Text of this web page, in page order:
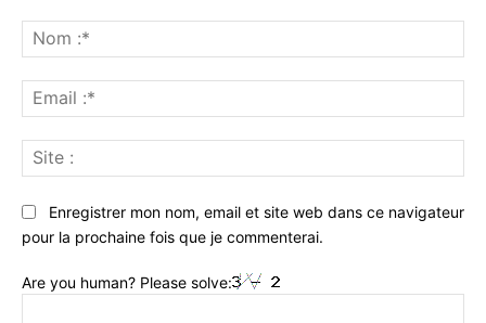
:*
:*
:
Enregistrer mon nom, email et site web dans ce navigateur
pour la prochaine fois que je commenterai.
Are you human? Please solve: